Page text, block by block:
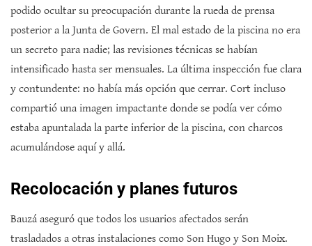
podido ocultar su preocupación durante la rueda de prensa
posterior a la Junta de Govern. El mal estado de la piscina no era
un secreto para nadie; las revisiones técnicas se habían
intensificado hasta ser mensuales. La última inspección fue clara
y contundente: no había más opción que cerrar. Cort incluso
compartió una imagen impactante donde se podía ver cómo
estaba apuntalada la parte inferior de la piscina, con charcos
acumulándose aquí y allá.
Recolocación y planes futuros
Bauzá aseguró que todos los usuarios afectados serán
trasladados a otras instalaciones como Son Hugo y Son Moix.